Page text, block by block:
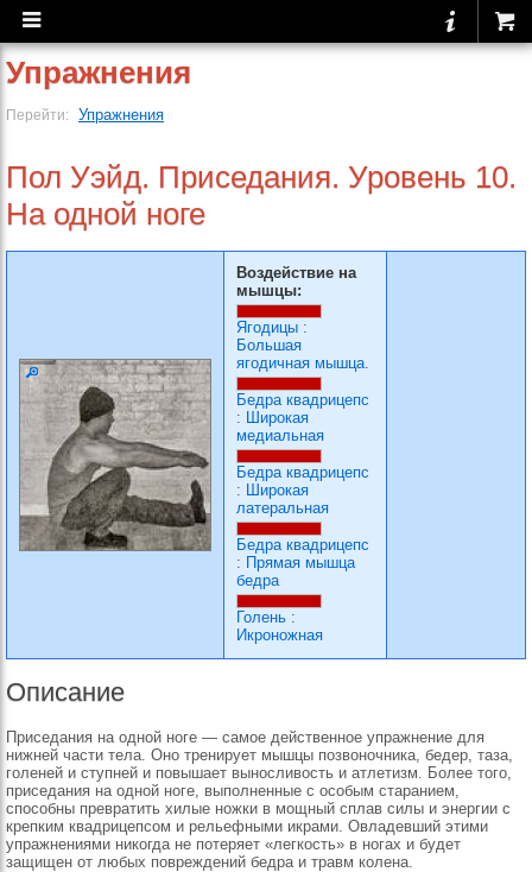
Упражнения
Перейти: Упражнения
Пол Уэйд. Приседания. Уровень 10.
На одной ноге
Воздействие на
мышцы:
Ягодицы :
Большая
ягодичная мышца.
Бедра квадрицепс
: Широкая
медиальная
Бедра квадрицепс
: Широкая
латеральная
Бедра квадрицепс
: Прямая мышца
бедра
Голень :
Икроножная
Описание
Приседания на одной ноге — самое действенное упражнение для
нижней части тела. Оно тренирует мышцы позвоночника, бедер, таза,
голеней и ступней и повышает выносливость и атлетизм. Более того,
приседания на одной ноге, выполненные с особым старанием,
способны превратить хилые ножки в мощный сплав силы и энергии с
крепким квадрицепсом и рельефными икрами. Овладевший этими
упражнениями никогда не потеряет «легкость» в ногах и будет
защищен от любых повреждений бедра и травм колена.